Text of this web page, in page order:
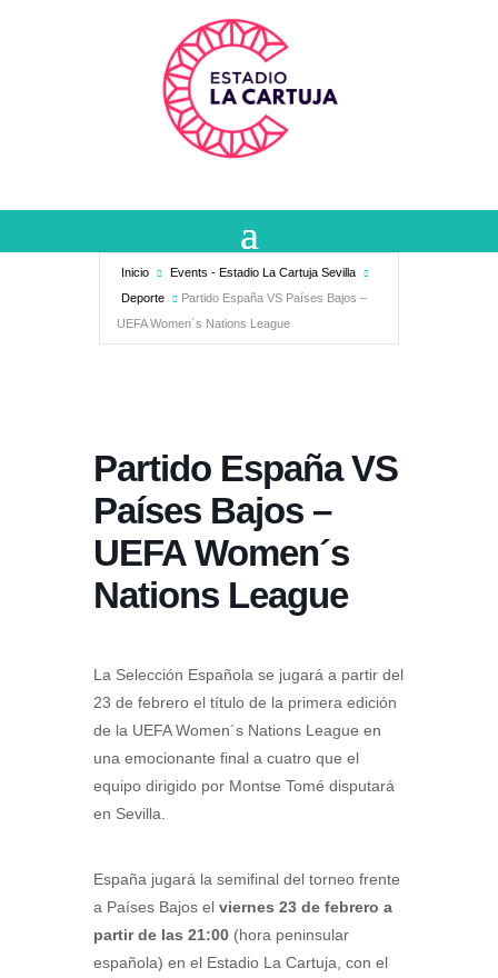
Inicio
Events - Estadio La Cartuja Sevilla
Deporte
Partido España VS Países Bajos –
UEFA Women´s Nations League
Partido España VS
Países Bajos –
UEFA Women´s
Nations League
La Selección Española se jugará a partir del
23 de febrero el título de la primera edición
de la UEFA Women´s Nations League en
una emocionante final a cuatro que el
equipo dirigido por Montse Tomé disputará
en Sevilla.
España jugará la semifinal del torneo frente
a Países Bajos el viernes 23 de febrero a
partir de las 21:00 (hora peninsular
española) en el Estadio La Cartuja, con el